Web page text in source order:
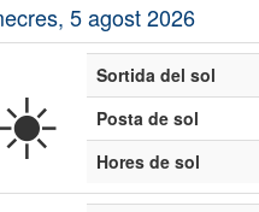
5 agost 2026
Sortida del sol
Posta de sol
Hores de sol